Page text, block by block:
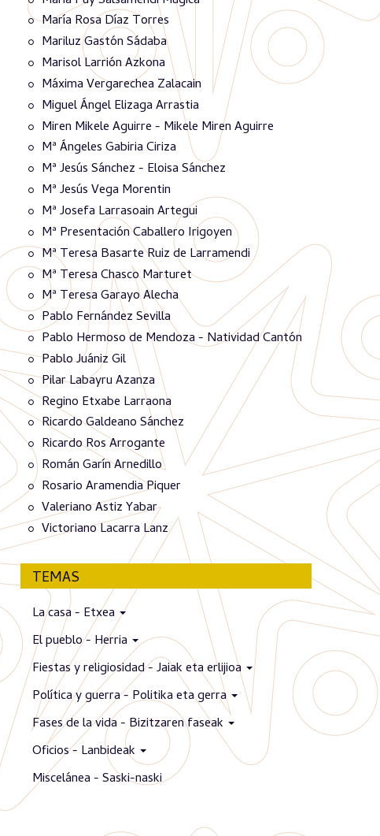
María Rosa Díaz Torres
Mariluz Gastón Sádaba
Marisol Larrión Azkona
Máxima Vergarechea Zalacain
Miguel Ángel Elizaga Arrastia
Miren Mikele Aguirre - Mikele Miren Aguirre
Mª Ángeles Gabiria Ciriza
Mª Jesús Sánchez - Eloisa Sánchez
Mª Jesús Vega Morentin
Mª Josefa Larrasoain Artegui
Mª Presentación Caballero Irigoyen
Mª Teresa Basarte Ruiz de Larramendi
Mª Teresa Chasco Marturet
Mª Teresa Garayo Alecha
Pablo Fernández Sevilla
Pablo Hermoso de Mendoza - Natividad Cantón
Pablo Juániz Gil
Pilar Labayru Azanza
Regino Etxabe Larraona
Ricardo Galdeano Sánchez
Ricardo Ros Arrogante
Román Garín Arnedillo
Rosario Aramendia Piquer
Valeriano Astiz Yabar
Victoriano Lacarra Lanz
TEMAS
La casa - Etxea
El pueblo - Herria
Fiestas y religiosidad - Jaiak eta erlijioa
Política y guerra - Politika eta gerra
Fases de la vida - Bizitzaren faseak
Oficios - Lanbideak
Miscelánea - Saski-naski